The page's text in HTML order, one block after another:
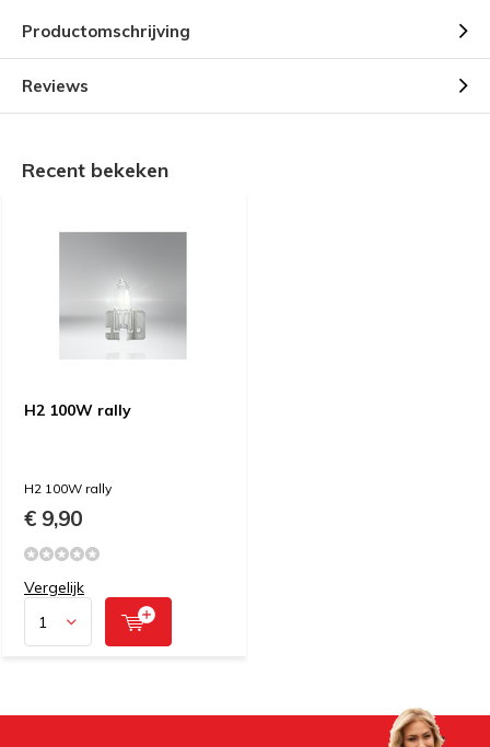
Productomschrijving
Reviews
Recent bekeken
H2 100W rally
H2 100W rally
€ 9,90
Vergelijk